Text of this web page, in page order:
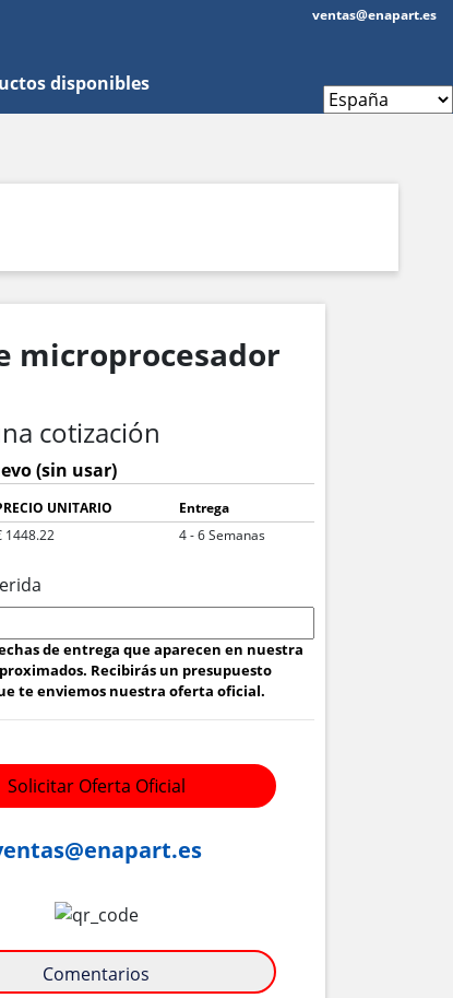
disponibles
ventas@enapart.es
microprocesador
cotización
(sin usar)
UNITARIO
Entrega
1448.22 4 - 6 Semanas
de entrega que aparecen en nuestra
Recibirás un presupuesto
te enviemos nuestra oferta oficial.
Solicitar Oferta Oficial
Comentarios